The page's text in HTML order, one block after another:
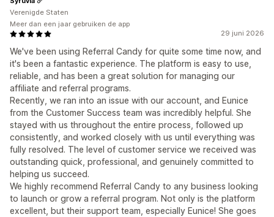
29 juni 2026
We've been using Referral Candy for quite some time now, and
it's been a fantastic experience. The platform is easy to use,
reliable, and has been a great solution for managing our
affiliate and referral programs.
Recently, we ran into an issue with our account, and Eunice
from the Customer Success team was incredibly helpful. She
stayed with us throughout the entire process, followed up
consistently, and worked closely with us until everything was
fully resolved. The level of customer service we received was
outstanding quick, professional, and genuinely committed to
helping us succeed.
We highly recommend Referral Candy to any business looking
to launch or grow a referral program. Not only is the platform
excellent, but their support team, especially Eunice! She goes
Verenigde Staten
Meer dan een jaar gebruiken de app